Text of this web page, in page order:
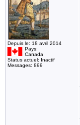
Depuis le: 18 avril 2014
Pays:
Canada
Status actuel: Inactif
Messages: 899